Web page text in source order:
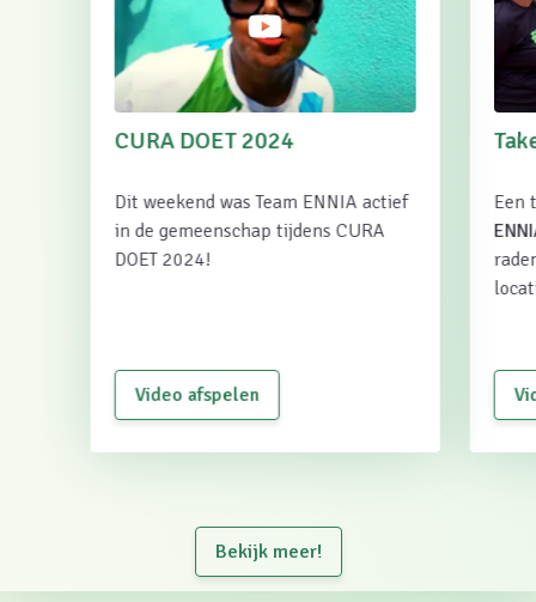
CURA DOET 2024
Dit weekend was Team ENNIA actief
in de gemeenschap tijdens CURA
DOET 2024!
Video afspelen
Een
Bekijk meer!